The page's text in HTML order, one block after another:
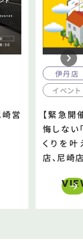
営
伊丹店
イベント
【緊急開
悔しない
くりを
店、尼崎